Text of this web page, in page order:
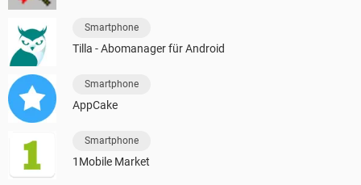
Smartphone
Tilla - Abomanager für Android
Smartphone
AppCake
Smartphone
1Mobile Market